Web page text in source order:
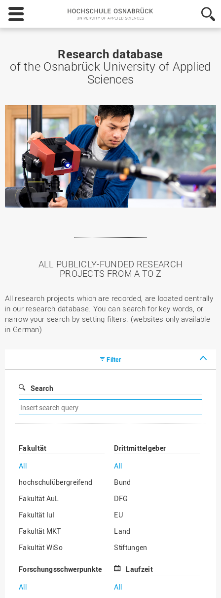
Hochschule
Osnabrück
-
Sciences
Research database
of the Osnabrück University of Applied
Sciences
ALL PUBLICLY-FUNDED RESEARCH
PROJECTS FROM A TO Z
All research projects which are recorded, are located centrally
in our research database. You can search for key words, or
narrow your search by setting filters. (websites only available
in German)
Filter
Search
Remove
search
filter
Fakultät
All
hochschulübergreifend
Fakultät AuL
Fakultät IuI
Fakultät MKT
Fakultät WiSo
Drittmittelgeber
All
Bund
DFG
EU
Land
Stiftungen
Sonstige
Forschungsschwerpunkte
All
Laufzeit
All